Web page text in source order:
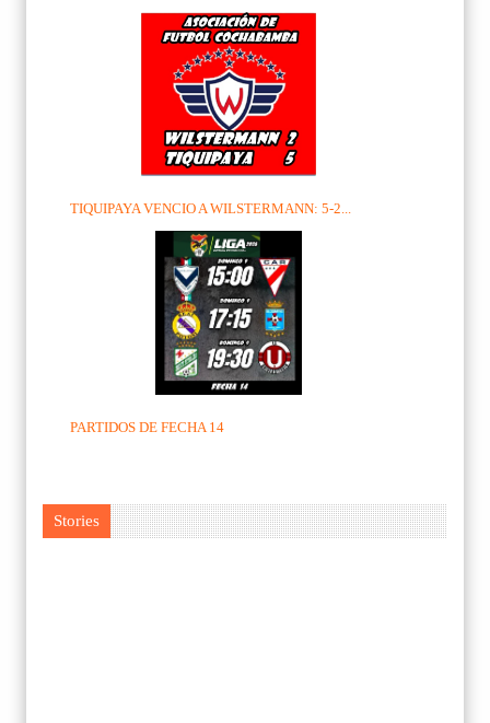
TIQUIPAYA VENCIO A WILSTERMANN: 5-2...
PARTIDOS DE FECHA 14
Stories